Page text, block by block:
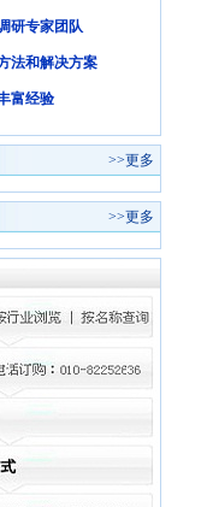
研专家团队
法和解决方案
富经验
>>更多
>>更多